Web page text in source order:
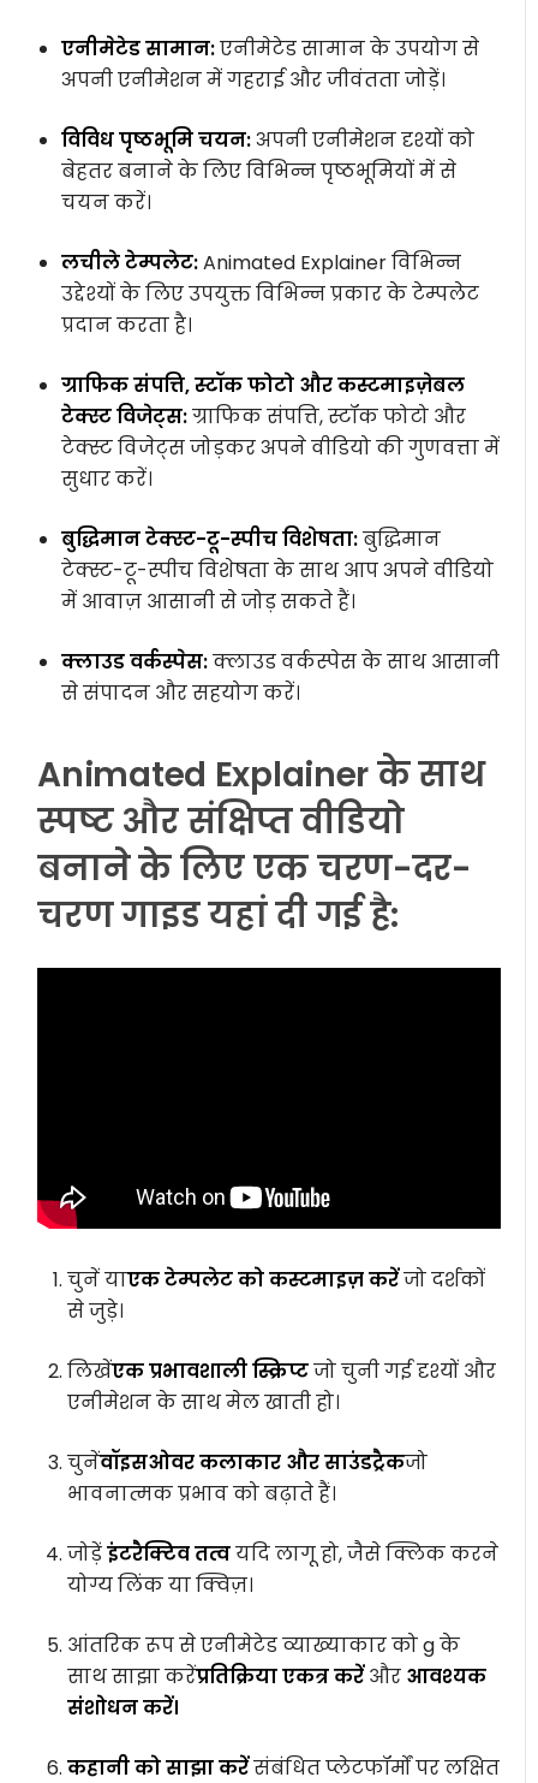
एनीमेटेड सामान:एनीमेटेड सामान के उपयोग से
अपनी एनीमेशन में गहराई और जीवंतता जोड़ें।
विविध पृष्ठभूमि चयन:अपनी एनीमेशन दृश्यों को
बेहतर बनाने के लिए विभिन्न पृष्ठभूमियों में से
चयन करें।
लचीले टेम्पलेट:Animated Explainer विभिन्न
उद्देश्यों के लिए उपयुक्त विभिन्न प्रकार के टेम्पलेट
प्रदान करता है।
ग्राफिक संपत्ति, स्टॉक फोटो और कस्टमाइज़ेबल
टेक्स्ट विजेट्स:ग्राफिक संपत्ति, स्टॉक फोटो और
टेक्स्ट विजेट्स जोड़कर अपने वीडियो की गुणवत्ता में
सुधार करें।
बुद्धिमान टेक्स्ट-टू-स्पीच विशेषता:बुद्धिमान
टेक्स्ट-टू-स्पीच विशेषता के साथ आप अपने वीडियो
में आवाज़ आसानी से जोड़ सकते हैं।
क्लाउड वर्कस्पेस:क्लाउड वर्कस्पेस के साथ आसानी
से संपादन और सहयोग करें।
Animated Explainer के साथ
स्पष्ट और संक्षिप्त वीडियो
बनाने के लिए एक चरण-दर-
चरण गाइड यहां दी गई है:
चुनें याएक टेम्पलेट को कस्टमाइज़ करेंजो दर्शकों
से जुड़े।
लिखेंएक प्रभावशाली स्क्रिप्टजो चुनी गई दृश्यों और
एनीमेशन के साथ मेल खाती हो।
चुनेंवॉइसओवर कलाकार और साउंडट्रैकजो
भावनात्मक प्रभाव को बढ़ाते हैं।
जोड़ेंइंटरैक्टिव तत्वयदि लागू हो, जैसे क्लिक करने
योग्य लिंक या क्विज़।
आंतरिक रूप से एनीमेटेड व्याख्याकार को g के
साथ साझा करेंप्रतिक्रिया एकत्र करेंऔर आवश्यक
संशोधन करें।
कहानी को साझा करेंसंबंधित प्लेटफॉर्मों पर लक्षित